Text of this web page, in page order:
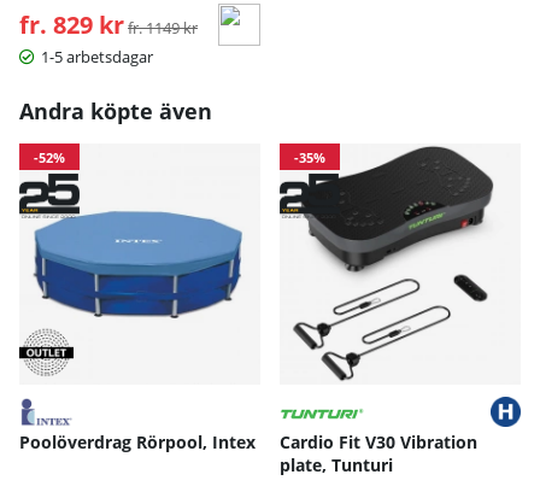
fr. 829 kr Ordinarie pris:
fr. 1149 kr
1-5 arbetsdagar
Andra köpte även
-52%
Poolöverdrag Rörpool, Intex
-35%
Cardio Fit V30 Vibration
plate, Tunturi